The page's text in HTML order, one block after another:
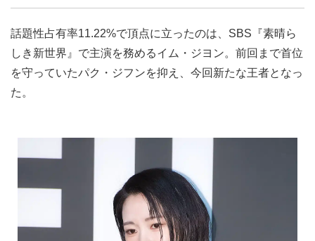
話題性占有率11.22%で頂点に立ったのは、SBS『素晴ら
しき新世界』で主演を務めるイム・ジヨン。前回まで首位
を守っていたパク・ジフンを抑え、今回新たな王者となっ
た。